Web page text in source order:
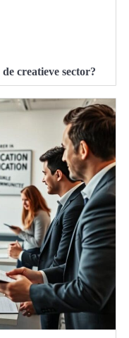
creatieve sector?